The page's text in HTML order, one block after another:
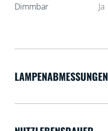
Dimmbar Ja
LAMPENABMESSUNGEN